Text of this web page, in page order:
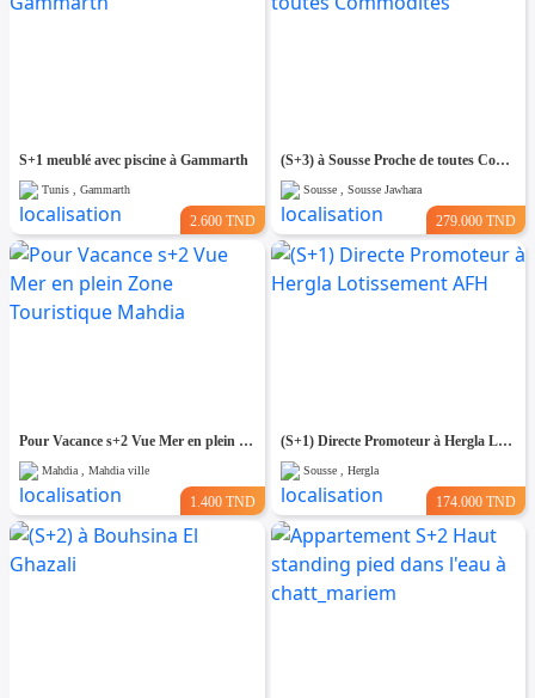
S+1 meublé avec piscine à Gammarth
Tunis , Gammarth
2.600 TND
(S+3) à Sousse Proche de toutes Commodités
Sousse , Sousse Jawhara
279.000 TND
Pour Vacance s+2 Vue Mer en plein Zone Touristique Mahdia
Mahdia , Mahdia ville
1.400 TND
(S+1) Directe Promoteur à Hergla Lotissement AFH
Sousse , Hergla
174.000 TND